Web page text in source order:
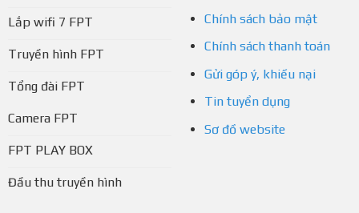
Lắp wifi 7 FPT
Truyền hình FPT
Tổng đài FPT
Camera FPT
FPT PLAY BOX
Đầu thu truyền hình
Chính sách bảo mật
Chính sách thanh toán
Gửi góp ý, khiếu nại
Tin tuyển dụng
Sơ đồ website